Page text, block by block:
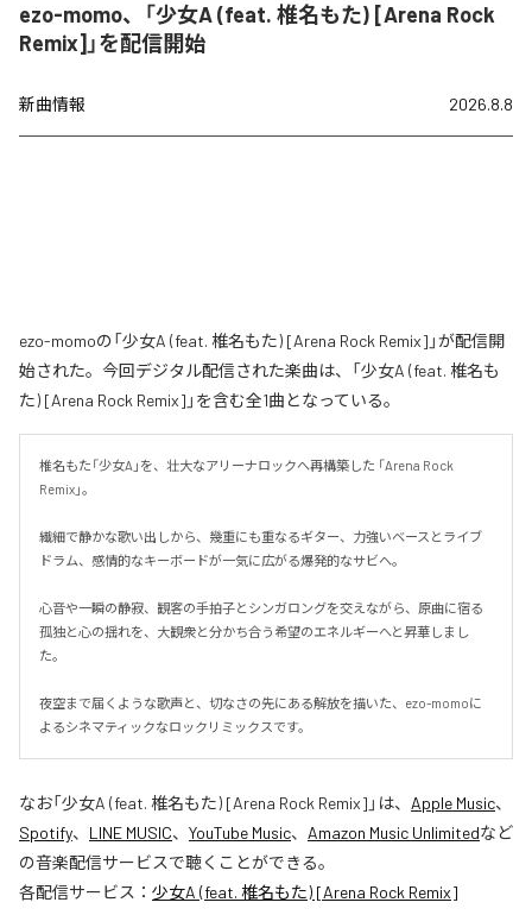
ezo-momo、「少女A (feat. 椎名もた) [Arena Rock
Remix]」を配信開始
新曲情報 2026.8.8
ezo-momoの「少女A (feat. 椎名もた) [Arena Rock Remix]」が配信開
始された。今回デジタル配信された楽曲は、「少女A (feat. 椎名も
た) [Arena Rock Remix]」を含む全1曲となっている。
椎名もた「少女A」を、壮大なアリーナロックへ再構築した 「Arena Rock
Remix」。
繊細で静かな歌い出しから、幾重にも重なるギター、力強いベースとライブ
ドラム、感情的なキーボードが一気に広がる爆発的なサビへ。
心音や一瞬の静寂、観客の手拍子とシンガロングを交えながら、原曲に宿る
孤独と心の揺れを、大観衆と分かち合う希望のエネルギーへと昇華しまし
た。
夜空まで届くような歌声と、切なさの先にある解放を描いた、ezo-momoに
よるシネマティックなロックリミックスです。
なお「少女A (feat. 椎名もた) [Arena Rock Remix] 」は、 Apple Music、
Spotify、 LINE MUSIC、 YouTube Music、 Amazon Music Unlimitedなど
の音楽配信サービスで聴くことができる。
各配信サービス： 少女A (feat. 椎名もた) [Arena Rock Remix]